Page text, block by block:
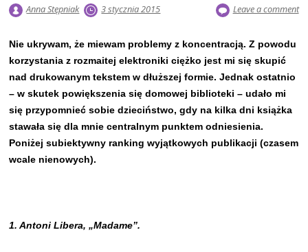
Anna Stępniak 3 stycznia 2015 Leave a comment
Nie ukrywam, że miewam problemy z koncentracją. Z powodu
korzystania z rozmaitej elektroniki ciężko jest mi się skupić
nad drukowanym tekstem w dłuższej formie. Jednak ostatnio
– w skutek powiększenia się domowej biblioteki – udało mi
się przypomnieć sobie dzieciństwo, gdy na kilka dni książka
stawała się dla mnie centralnym punktem odniesienia.
Poniżej subiektywny ranking wyjątkowych publikacji (czasem
wcale nienowych).
1. Antoni Libera, „Madame”.